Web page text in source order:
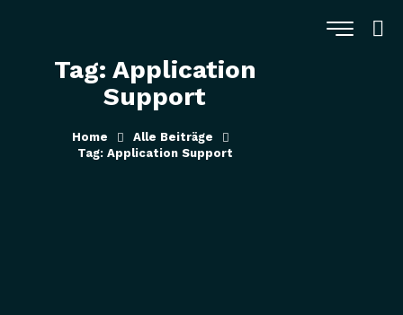
Tag: Application
Support
Home
Alle Beiträge
Tag: Application Support